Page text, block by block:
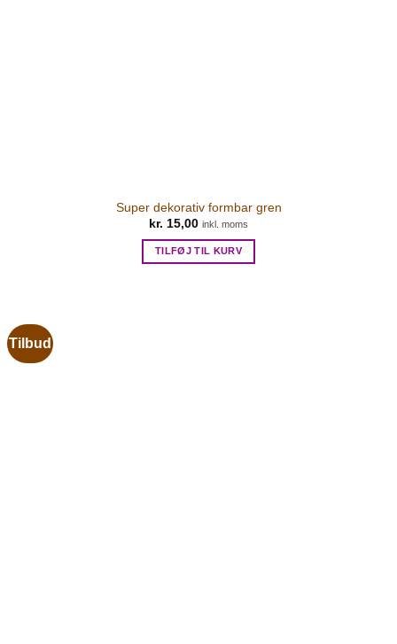
Super dekorativ formbar gren
kr. 15,00 inkl. moms
TILFØJ TIL KURV
Tilbud